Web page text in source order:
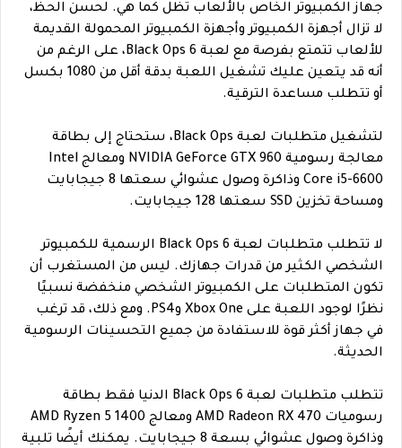
جهاز الكمبيوتر الخاص بالألعاب تظل كما هي. لحسن الحظ،
لا تزال أجهزة الكمبيوتر وأجهزة الكمبيوتر المحمولة القديمة
للألعاب تتمتع بفرصة مع لعبة Black Ops 6، على الرغم من
أنه قد يتعين عليك تشغيل اللعبة بدقة أقل من 1080 بكسل
أو تتطلب مساعدة الترقية.
لتشغيل متطلبات لعبة Black Ops، ستحتاج إلى بطاقة
معالجة رسومية NVIDIA GeForce GTX 960 ومعالج Intel
Core i5-6600 وذاكرة وصول عشوائي سعتها 8 جيجابايت
ومساحة تخزين SSD سعتها 128 جيجابايت.
لا تتطلب متطلبات لعبة Black Ops 6 الرسمية للكمبيوتر
الشخصي الكثير من قدرات جهازك. ليس من المستغرب أن
تكون المتطلبات على الكمبيوتر الشخصي منخفضة نسبيًا
نظرًا لوجود اللعبة على Xbox One وPS4. ومع ذلك، قد ترغب
في جهاز أكثر قوة للاستفادة من جميع التحسينات الرسومية
الحديثة.
تتطلب متطلبات لعبة Black Ops 6 الدنيا فقط بطاقة
رسوميات AMD Radeon RX 470 ومعالج AMD Ryzen 5 1400
وذاكرة وصول عشوائي بسعة 8 جيجابايت. يمكنك أيضًا تلبية